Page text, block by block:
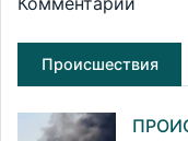
Происшествия